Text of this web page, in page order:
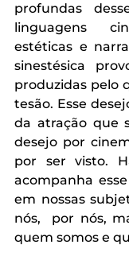
profundas
linguagens
estéticas e
sinestésica
produzidas pelo
tesão. Esse
da atração que
desejo por
por ser visto.
acompanha
em nossas
nós,  por nós,
quem somos e